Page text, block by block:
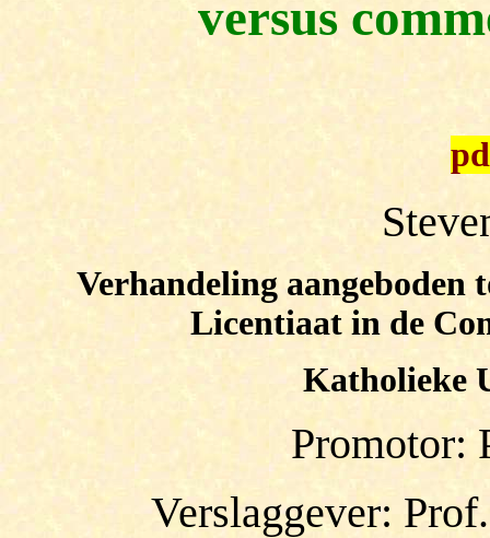
versus
Verhandeling
Licentiaat in de
Katholieke
Promotor:
Verslaggever: